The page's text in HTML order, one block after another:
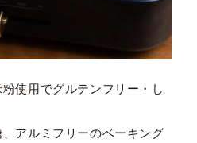
使用でグルテンフリー・し
アルミフリーのベーキング